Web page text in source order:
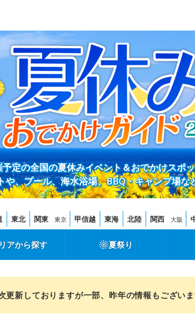
定の全国の夏休みイベント＆おでかけスポ
や、プール、海水浴場、BBQ・キャンプ場
東北 関東 東京 甲信越 東海 北陸 関西 大阪
アから探す 夏祭り
更新しておりますが一部、昨年の情報もございま